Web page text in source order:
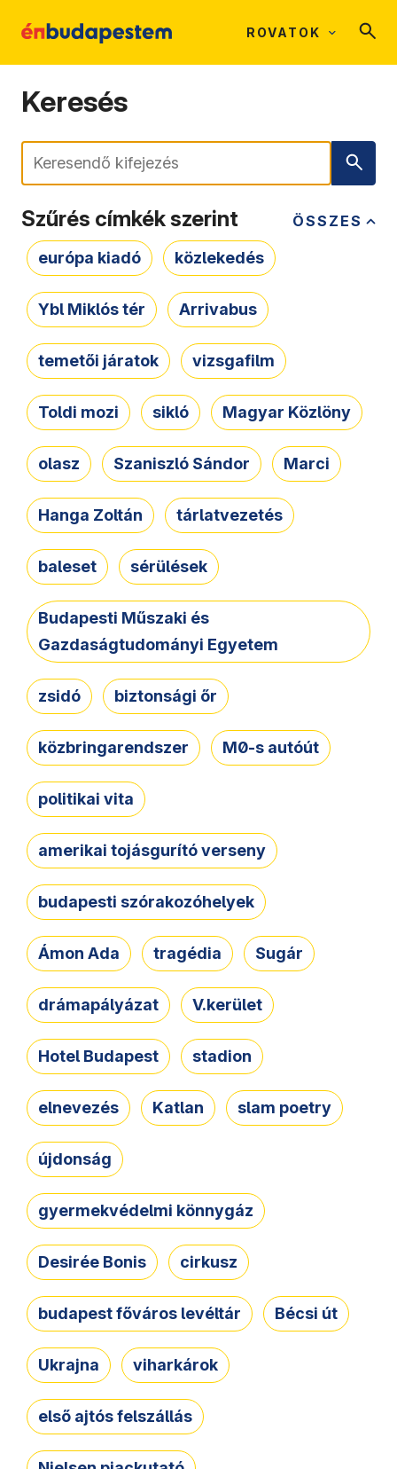
ROVATOK
Keresés
Keresés
ÖSSZES
Szűrés címkék szerint
európa kiadó közlekedés
Ybl Miklós tér Arrivabus
temetői járatok vizsgafilm
Toldi mozi sikló Magyar Közlöny
olasz Szaniszló Sándor Marci
Hanga Zoltán tárlatvezetés
baleset sérülések
Budapesti Műszaki és
Gazdaságtudományi Egyetem
zsidó biztonsági őr
közbringarendszer M0-s autóút
politikai vita
amerikai tojásgurító verseny
budapesti szórakozóhelyek
Ámon Ada tragédia Sugár
drámapályázat V.kerület
Hotel Budapest stadion
elnevezés Katlan slam poetry
újdonság
gyermekvédelmi könnygáz
Desirée Bonis cirkusz
budapest főváros levéltár Bécsi út
Ukrajna viharkárok
első ajtós felszállás